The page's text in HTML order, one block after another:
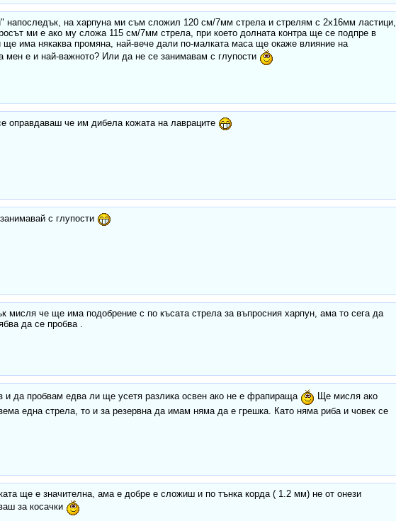
напоследък, на харпуна ми съм сложил 120 см/7мм стрела и стрелям с 2х16мм ластици,
ми е ако му сложа 115 см/7мм стрела, при което долната контра ще се подпре в
ще има някаква промяна, най-вече дали по-малката маса ще окаже влияние на
мен е и най-важното? Или да не се занимавам с глупости
оправдаваш че им дибела кожата на лавраците
с глупости
мисля че ще има подобрение с по късата стрела за въпросния харпун, ама то сега да
да се пробва .
и да пробвам едва ли ще усетя разлика освен ако не е фрапираща
Ще мисля ако
една стрела, то и за резервна да имам няма да е грешка. Като няма риба и човек се
ще е значителна, ама е добре е сложиш и по тънка корда ( 1.2 мм) не от онези
за косачки